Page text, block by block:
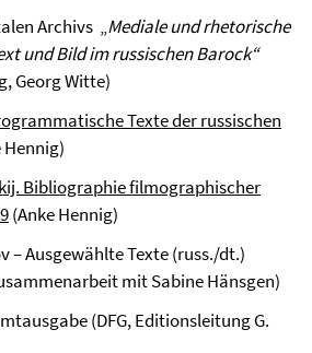
Archivs „Mediale und rhetorische
und Bild im russischen Barock“
Georg Witte)
Texte der russischen
Hennig)
Bibliographie filmographischer
(Anke Hennig)
– Ausgewählte Texte (russ./dt.)
mit Sabine Hänsgen)
(DFG, Editionsleitung G.